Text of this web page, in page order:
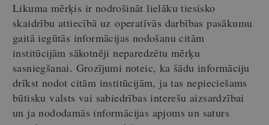
Likuma mērķis ir nodrošināt lielāku tiesisko
skaidrību attiecībā uz operatīvās darbības pasākumu
gaitā iegūtās informācijas nodošanu citām
institūcijām sākotnēji neparedzētu mērķu
sasniegšanai. Grozījumi noteic, ka šādu informāciju
drīkst nodot citām institūcijām, ja tas nepieciešams
būtisku valsts vai sabiedrības interešu aizsardzībai
un ja nododamās informācijas apjoms un saturs